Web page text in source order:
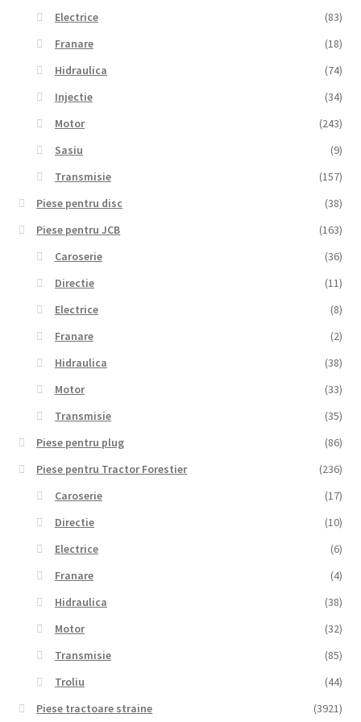
Electrice
(83)
Franare
(18)
Hidraulica
(74)
Injectie
(34)
Motor
(243)
Sasiu
(9)
Transmisie
(157)
Piese pentru disc
(38)
Piese pentru JCB
(163)
Caroserie
(36)
Directie
(11)
Electrice
(8)
Franare
(2)
Hidraulica
(38)
Motor
(33)
Transmisie
(35)
Piese pentru plug
(86)
Piese pentru Tractor Forestier
(236)
Caroserie
(17)
Directie
(10)
Electrice
(6)
Franare
(4)
Hidraulica
(38)
Motor
(32)
Transmisie
(85)
Troliu
(44)
Piese tractoare straine
(3921)